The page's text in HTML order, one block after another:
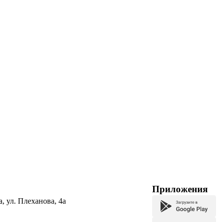
ул. Плеханова, 4а
Приложения